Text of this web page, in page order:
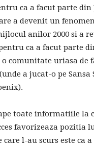
ca a facut parte din
a devenit un
anilor 2000 si a
ca a facut parte
comunitate uriasa de
a jucat-o pe Sansa
toate informatiile la
favorizeaza pozitia
l-au scurs este ca